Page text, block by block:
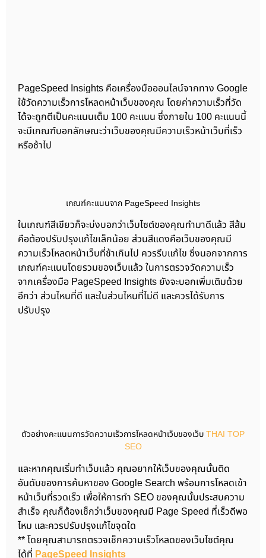
PageSpeed Insights คือเครื่องมือออนไลน์จากทาง Google
ใช้วัดความเร็วการโหลดหน้าเว็บของคุณ โดยค่าความเร็วที่วัด
ได้จะถูกตีเป็นคะแนนเต็ม 100 คะแนน ซึ่งภายใน 100 คะแนนนี้
จะมีเกณฑ์บอกลักษณะว่าเว็บของคุณมีความเร็วหน้าเว็บที่เร็ว
หรือช้าไป
เกณฑ์คะแนนจาก PageSpeed Insights
ในเกณฑ์สีเขียวก็จะบ่งบอกว่าเว็บไซต์ของคุณทำมาดีแล้ว สีส้ม
คือต้องปรับปรุงแก้ไขเล็กน้อย ส่วนสีแดงคือเว็บของคุณมี
ความเร็วโหลดหน้าเว็บที่ช้าเกินไป ควรรีบแก้ไข ซึ่งนอกจากการ
เกณฑ์คะแนนโดยรวมของเว็บแล้ว ในการตรวจวัดความเร็ว
จากเครื่องมือ PageSpeed Insights ยังจะบอกเพิ่มเติมด้วย
อีกว่า ส่วนไหนที่ดี และในส่วนไหนที่ไม่ดี และควรได้รับการ
ปรับปรุง
ตัวอย่างคะแนนการวัดความเร็วการโหลดหน้าเว็บของเว็บ THAI TOP
SEO
และหากคุณเริ่มทำเว็บแล้ว คุณอยากให้เว็บของคุณนั้นติด
อันดับของการค้นหาของ Google Search พร้อมการโหลดเข้า
หน้าเว็บที่รวดเร็ว เพื่อให้การทำ SEO ของคุณนั้นประสบความ
สำเร็จ คุณก็ต้องเช็กว่าเว็บของคุณมี Page Speed ที่เร็วดีพอ
ไหม และควรปรับปรุงแก้ไขจุดใด
** โดยคุณสามารถตรวจเช็กความเร็วโหลดของเว็บไซต์คุณ
ได้ที่ PageSpeed Insights